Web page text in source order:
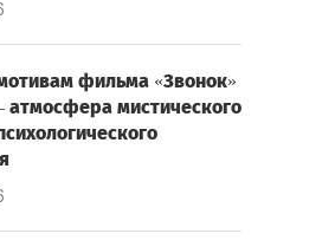
фильма «Звонок»
мистического